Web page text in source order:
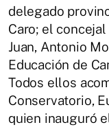
delegado
Caro; el
Juan, Antonio
Educación de
Todos ellos
Conservatorio,
quien inauguró